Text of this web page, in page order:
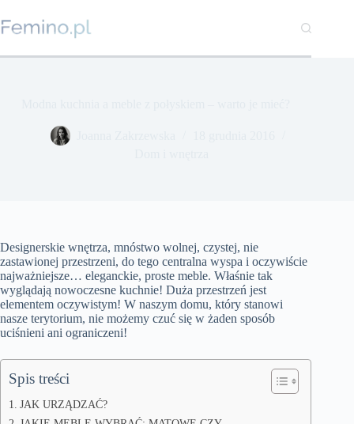
do
treści
Designerskie wnętrza, mnóstwo wolnej, czystej, nie
zastawionej przestrzeni, do tego centralna wyspa i oczywiście
najważniejsze… eleganckie, proste meble. Właśnie tak
wyglądają nowoczesne kuchnie! Duża przestrzeń jest
elementem oczywistym! W naszym domu, który stanowi
nasze terytorium, nie możemy czuć się w żaden sposób
uciśnieni ani ograniczeni!
Spis treści
JAK URZĄDZAĆ?